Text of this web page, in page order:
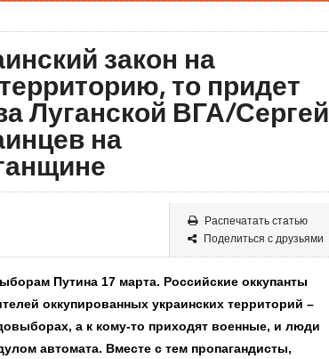
закон на
то придет
Луганской ВГА/Сергей
на
Распечатать статью
Поделиться с друзьями
Путина 17 марта. Российские оккупанты
оккупированных украинских территорий –
а к кому-то приходят военные, и люди
автомата. Вместе с тем пропагандисты,